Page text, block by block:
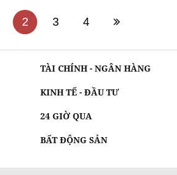
2 3 4
TÀI CHÍNH - NGÂN HÀNG
KINH TẾ - ĐẦU TƯ
24 GIỜ QUA
BẤT ĐỘNG SẢN